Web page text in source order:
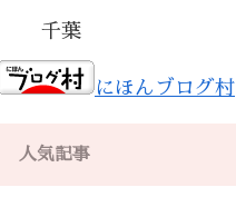
千葉
にほんブログ村
人気記事